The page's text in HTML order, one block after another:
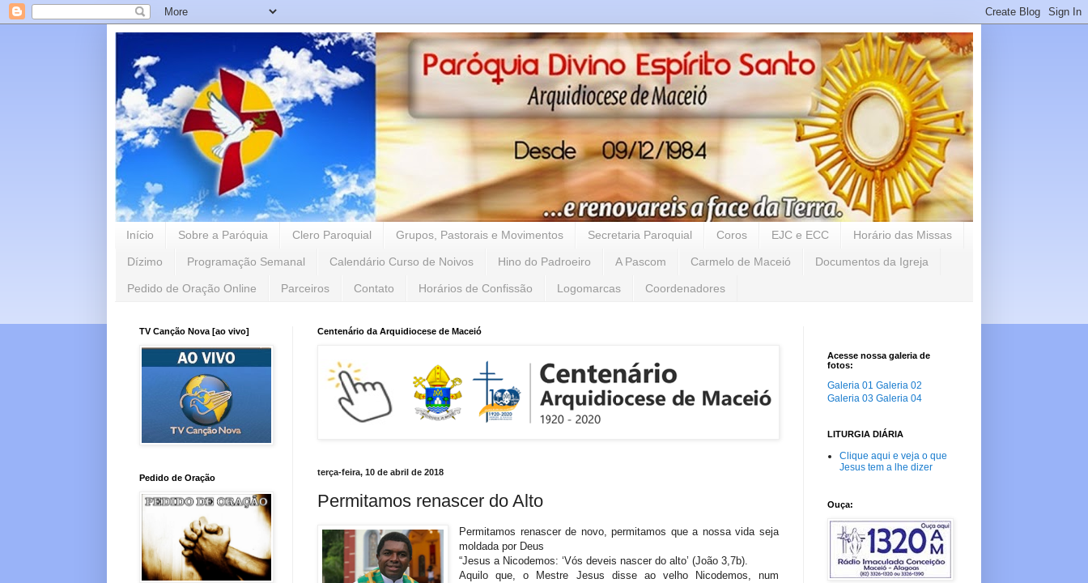
Início Sobre a Paróquia Clero Paroquial Grupos, Pastorais e Movimentos Secretaria Paroquial Coros EJC e ECC Horário das Missas
Dízimo Programação Semanal Calendário Curso de Noivos Hino do Padroeiro A Pascom Carmelo de Maceió Documentos da Igreja
Pedido de Oração Online Parceiros Contato Horários de Confissão Logomarcas Coordenadores
Centenário da Arquidiocese de Maceió
terça-feira, 10 de abril de 2018
Permitamos renascer do Alto
Permitamos renascer de novo, permitamos que a nossa vida seja
moldada por Deus
“Jesus a Nicodemos: ‘Vós deveis nascer do alto’ (João 3,7b).
Aquilo que, o Mestre Jesus disse ao velho Nicodemos, num
TV Canção Nova [ao vivo]
Pedido de Oração
Acesse nossa galeria de
fotos:
Galeria 01 Galeria 02
Galeria 03 Galeria 04
LITURGIA DIÁRIA
Clique aqui e veja o que
Jesus tem a lhe dizer
Ouça: